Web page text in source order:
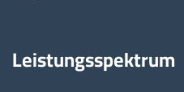
Leistungsspektrum